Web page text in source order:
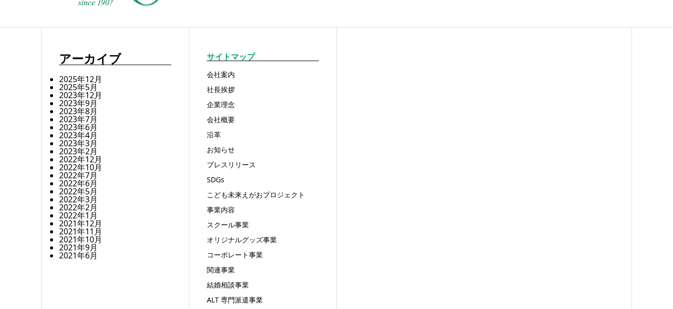
アーカイブ
2025年12月
2025年5月
2023年12月
2023年9月
2023年8月
2023年7月
2023年6月
2023年4月
2023年3月
2023年2月
2022年12月
2022年10月
2022年7月
2022年6月
2022年5月
2022年3月
2022年2月
2022年1月
2021年12月
2021年11月
2021年10月
2021年9月
2021年6月
サイトマップ
会社案内
社長挨拶
企業理念
会社概要
沿革
お知らせ
プレスリリース
SDGs
こども未来えがおプロジェクト
事業内容
スクール事業
オリジナルグッズ事業
コーポレート事業
関連事業
結婚相談事業
ALT 専門派遣事業